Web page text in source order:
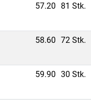
57.20 81 Stk.
58.60 72 Stk.
59.90 30 Stk.